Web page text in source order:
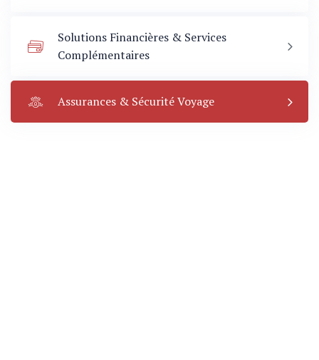
Solutions Financières & Services
Complémentaires
Assurances & Sécurité Voyage
Voyages